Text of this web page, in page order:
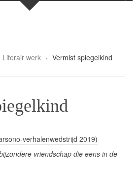
Literair werk Vermist spiegelkind
verhalenwedstrijd 2019)
vriendschap die eens in de